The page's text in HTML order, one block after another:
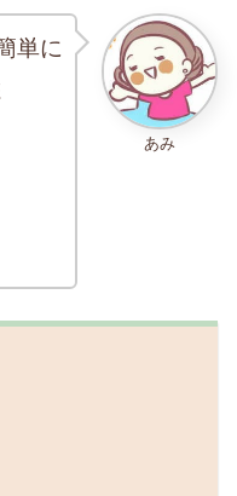
あみ
単に